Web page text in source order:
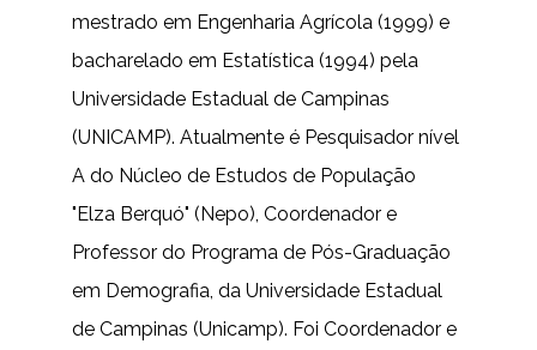
mestrado em Engenharia Agrícola (1999) e
bacharelado em Estatística (1994) pela
Universidade Estadual de Campinas
(UNICAMP). Atualmente é Pesquisador nível
A do Núcleo de Estudos de População
"Elza Berquó" (Nepo), Coordenador e
Professor do Programa de Pós-Graduação
em Demografia, da Universidade Estadual
de Campinas (Unicamp). Foi Coordenador e